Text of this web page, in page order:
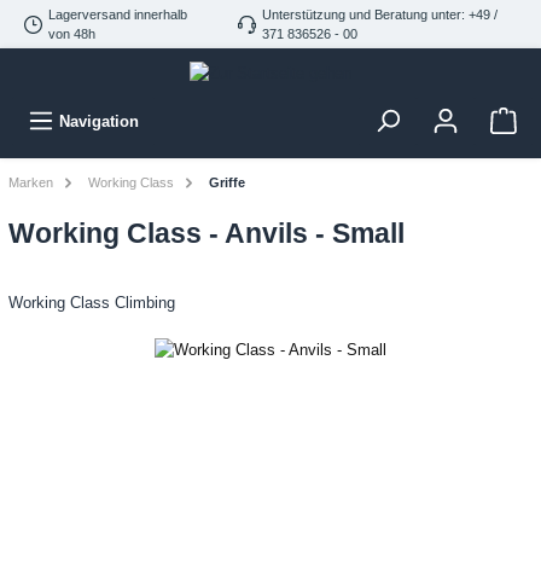
Lagerversand innerhalb
von 48h
Unterstützung und Beratung unter: +49 /
371 836526 - 00
Navigation
Marken Working Class Griffe
Working Class - Anvils - Small
Working Class Climbing